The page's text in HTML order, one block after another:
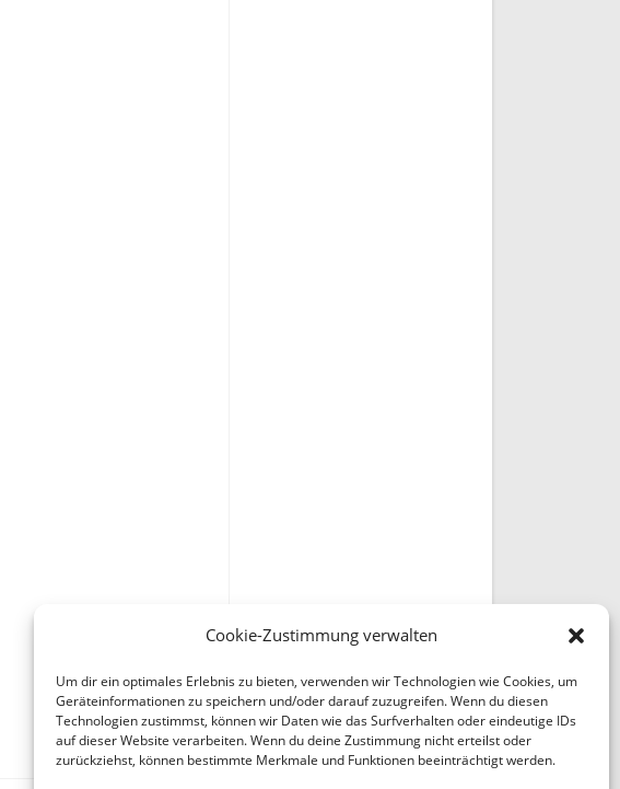
Cookie-Zustimmung verwalten
Um dir ein optimales Erlebnis zu bieten, verwenden wir Technologien wie Cookies, um
Geräteinformationen zu speichern und/oder darauf zuzugreifen. Wenn du diesen
Technologien zustimmst, können wir Daten wie das Surfverhalten oder eindeutige IDs
auf dieser Website verarbeiten. Wenn du deine Zustimmung nicht erteilst oder
zurückziehst, können bestimmte Merkmale und Funktionen beeinträchtigt werden.